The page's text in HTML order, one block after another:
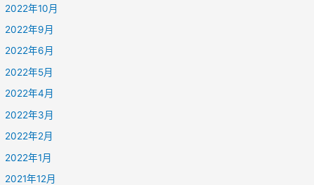
2022年10月
2022年9月
2022年6月
2022年5月
2022年4月
2022年3月
2022年2月
2022年1月
2021年12月